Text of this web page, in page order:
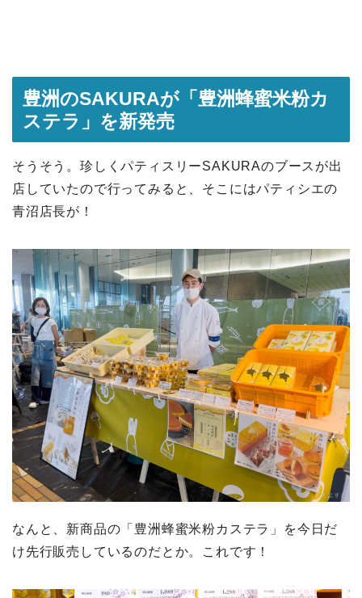
豊洲のSAKURAが「豊洲蜂蜜米粉カ
ステラ」を新発売
そうそう。珍しくパティスリーSAKURAのブースが出
店していたので行ってみると、そこにはパティシエの
青沼店長が！
なんと、新商品の「豊洲蜂蜜米粉カステラ」を今日だ
け先行販売しているのだとか。これです！